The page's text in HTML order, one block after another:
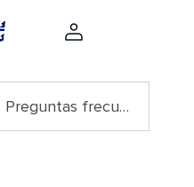
Busca en nuestras Preguntas frecuentes